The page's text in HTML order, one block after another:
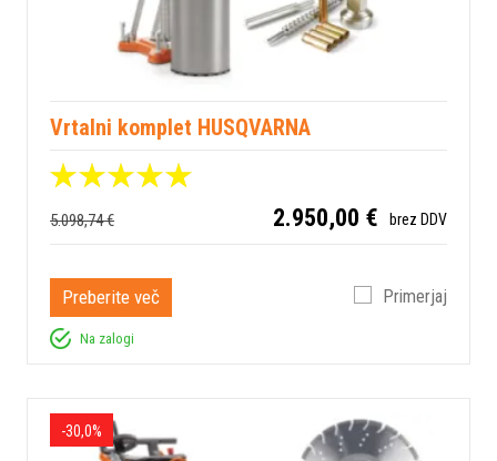
Vrtalni komplet HUSQVARNA
5.098,74 € 2.950,00 € brez DDV
Preberite več Primerjaj
Na zalogi
-30,0%